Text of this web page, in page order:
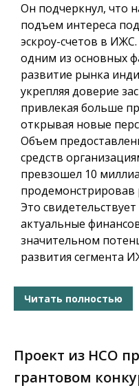
Он подчеркнул, что
подъем интереса
эскроу-счетов в
одним из основных
развитие рынка
укрепляя доверие
привлекая больше
открывая новые
Объем
средств
превзошел 10
продемонстрировав
Это
актуальные
значительном
развития сегмента
Читать полностью
Проект из НСО
грантовом